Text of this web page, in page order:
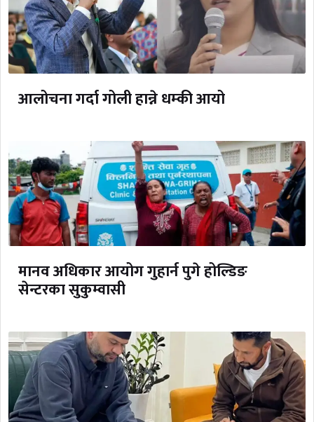
आलोचना गर्दा गोली हान्ने धम्की आयो
मानव अधिकार आयोग गुहार्न पुगे होल्डिङ
सेन्टरका सुकुम्वासी